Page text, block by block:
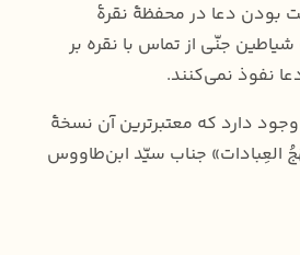
بودن دعا در محفظۀ نقرۀ
جنّی از تماس با نقره بر
نفوذ نمی‌کنند.
دارد که معتبرترین آن نسخۀ
العِبادات‏» جناب سیّد ابن‌طاووس